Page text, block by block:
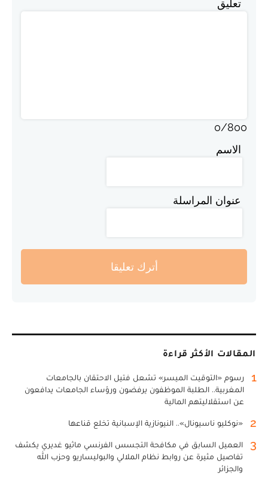
تعليق
0/800
الاسم
عنوان المراسلة
أترك تعليقا
المقالات الأكثر قراءة
1
رسوم «التوقيت الميسر» تشعل فتيل الاحتقان بالجامعات
المغربية.. الطلبة الموظفون يرفضون ورؤساء الجامعات يدافعون
عن استقلاليتهم المالية
2 «نوكليو ناسيونال».. النيونازية الإسبانية تخلع قناعها
3
العميل السابق في مكافحة التجسس الفرنسي ماثيو غديري يكشف
تفاصيل مثيرة عن روابط نظام الملالي والبوليساريو وحزب الله
والجزائر